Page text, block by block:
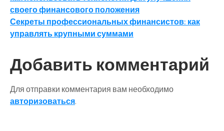
по
записям
своего финансового положения
Секреты профессиональных финансистов: как
управлять крупными суммами
Добавить комментарий
Для отправки комментария вам необходимо
авторизоваться.